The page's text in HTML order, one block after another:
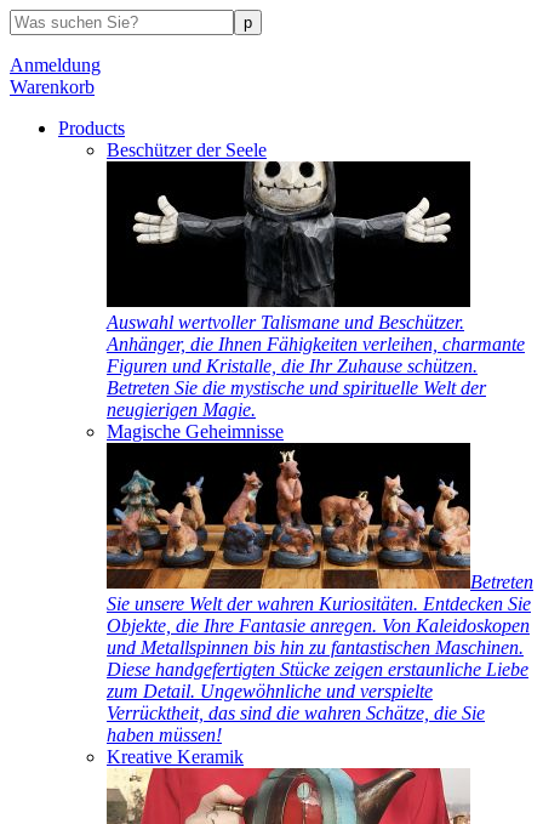
Anmeldung
Warenkorb
Products
Beschützer der Seele
Auswahl wertvoller Talismane und Beschützer.
Anhänger, die Ihnen Fähigkeiten verleihen, charmante
Figuren und Kristalle, die Ihr Zuhause schützen.
Betreten Sie die mystische und spirituelle Welt der
neugierigen Magie.
Magische Geheimnisse
Betreten
Sie unsere Welt der wahren Kuriositäten. Entdecken Sie
Objekte, die Ihre Fantasie anregen. Von Kaleidoskopen
und Metallspinnen bis hin zu fantastischen Maschinen.
Diese handgefertigten Stücke zeigen erstaunliche Liebe
zum Detail. Ungewöhnliche und verspielte
Verrücktheit, das sind die wahren Schätze, die Sie
haben müssen!
Kreative Keramik